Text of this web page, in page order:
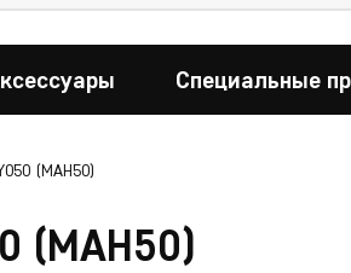
Специальные
(MAH50)
(MAH50)